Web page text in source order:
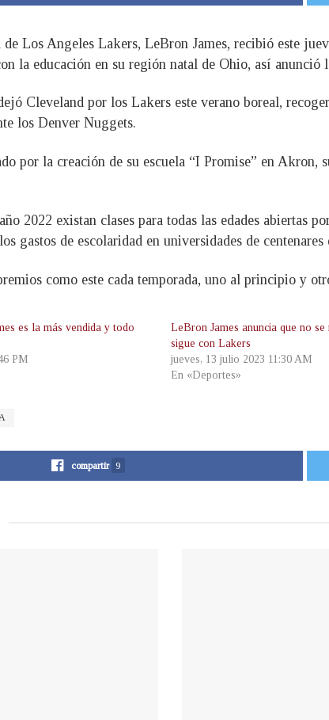
Los Angeles Lakers, LeBron James, recibió este
la educación en su región natal de Ohio, así anunció
Cleveland por los Lakers este verano boreal,
los Denver Nuggets.
por la creación de su escuela “I Promise” en
2022 existan clases para todas las edades
gastos de escolaridad en universidades de centenares
como este cada temporada, uno al principio y
es la más vendida y todo
PM
LeBron James anuncia que no
sigue con Lakers
jueves, 13 julio 2023 11:30 AM
En «Deportes»
compartir 9